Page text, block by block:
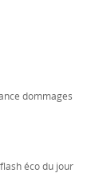
dommages
éco du jour